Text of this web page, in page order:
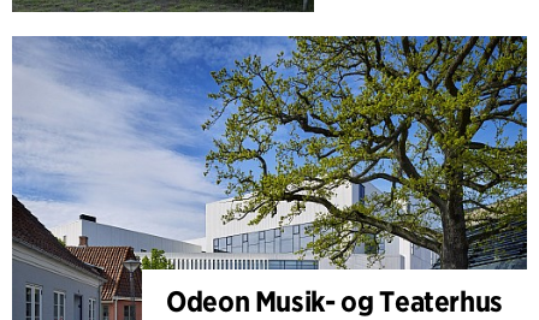
Odeon Musik- og Teaterhus